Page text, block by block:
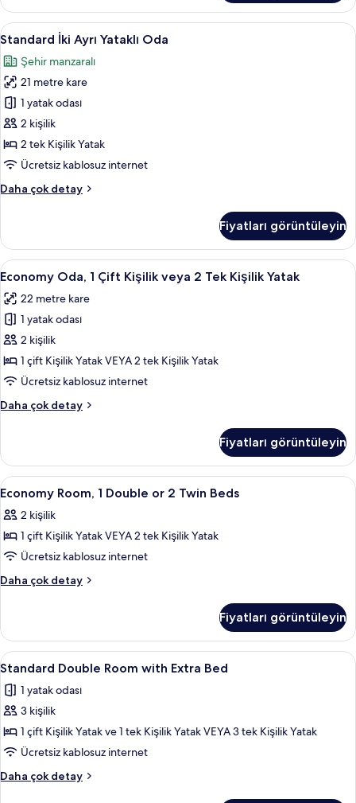
Oda
hakkında
daha
detay
Standard
İki
Ayrı
Yataklı
Oda
için
tüm
fotoğrafları
Standard İki Ayrı Yataklı Oda |
6
Standard İki Ayrı Yataklı Oda
Şehir manzaralı
21 metre kare
1 yatak odası
2 kişilik
2 tek Kişilik Yatak
Ücretsiz kablosuz internet
Daha çok detay
Standard
Oda
hakkında
daha
detay
Fiyatları görüntüleyin
Economy
Oda,
1
Çift
Kişilik
veya
2
Kişilik
tüm
fotoğrafları
görün
Kaliteli yatak takımı, ücretsiz minibar
5
Economy Oda, 1 Çift Kişilik veya 2 Tek Kişilik Yatak
22 metre kare
1 yatak odası
2 kişilik
1 çift Kişilik Yatak VEYA 2 tek Kişilik Yatak
Ücretsiz kablosuz internet
Daha çok detay
Economy
Kişilik
veya
2
Kişilik
Yatak
hakkında
daha
fazla
detay
Fiyatları görüntüleyin
Economy
Room,
1
Double
or
2
için
tüm
fotoğrafları
görün
Kaliteli yatak takımı, ücretsiz minibar
4
Economy Room, 1 Double or 2 Twin Beds
2 kişilik
1 çift Kişilik Yatak VEYA 2 tek Kişilik Yatak
Ücretsiz kablosuz internet
Daha çok detay
Economy
or
Twin
hakkında
daha
detay
Fiyatları görüntüleyin
Standard
Double
Room
with
Extra
Bed
için
tüm
Standard Double Room with Extra
3
Standard Double Room with Extra Bed
1 yatak odası
3 kişilik
1 çift Kişilik Yatak ve 1 tek Kişilik Yatak VEYA 3 tek Kişilik Yatak
Ücretsiz kablosuz internet
Daha çok detay
Standard